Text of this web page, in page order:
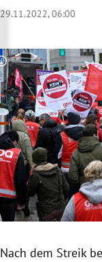
Untermenü
Untermenü
Untermenü
Untermenü
Untermenü
Untermenü
29.11.2022, 06:00
Copyright-Hinweis
Nach dem Streik